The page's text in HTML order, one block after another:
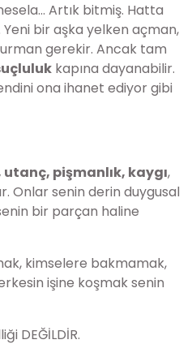
Artık bitmiş. Hatta
bir aşka yelken açman,
gerekir. Ancak tam
kapına dayanabilir.
ona ihanet ediyor gibi
pişmanlık, kaygı,
Onlar senin derin duygusal
bir parçan haline
kimselere bakmamak,
işine koşmak senin
DEĞİLDİR.